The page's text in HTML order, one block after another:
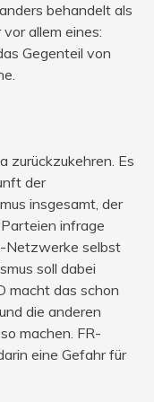
behandelt als
allem eines:
Gegenteil von
zurückzukehren. Es
der
insgesamt, der
infrage
Netzwerke selbst
soll dabei
macht das schon
die anderen
machen. FR-
eine Gefahr für